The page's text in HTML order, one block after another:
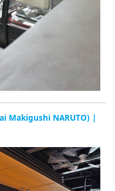
Makigushi NARUTO) |